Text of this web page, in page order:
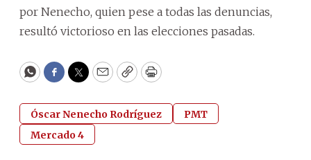
por Nenecho, quien pese a todas las denuncias,
resultó victorioso en las elecciones pasadas.
WhatsApp
Facebook
Twitter
EmailCopyPrint
Óscar Nenecho Rodríguez
PMT
Mercado 4